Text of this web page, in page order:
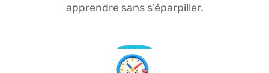
apprendre sans s’éparpiller.